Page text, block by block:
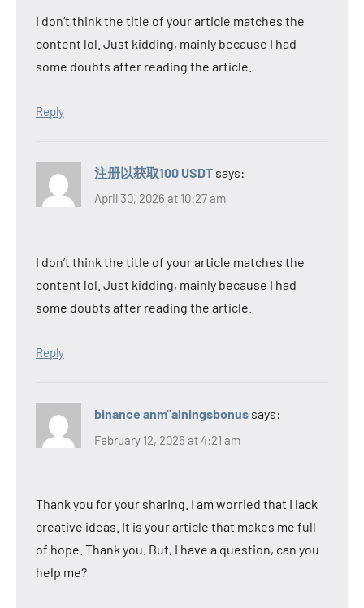
I don’t think the title of your article matches the
content lol. Just kidding, mainly because I had
some doubts after reading the article.
Reply
注册以获取100 USDT says:
April 30, 2026 at 10:27 am
I don’t think the title of your article matches the
content lol. Just kidding, mainly because I had
some doubts after reading the article.
Reply
binance anm"alningsbonus says:
February 12, 2026 at 4:21 am
Thank you for your sharing. I am worried that I lack
creative ideas. It is your article that makes me full
of hope. Thank you. But, I have a question, can you
help me?